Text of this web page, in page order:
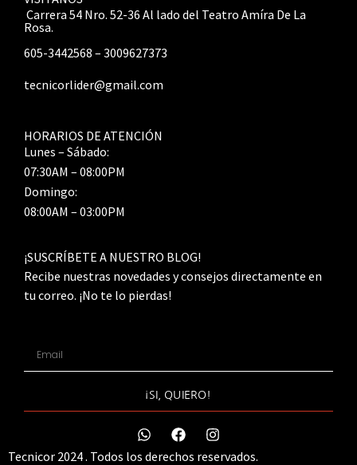
Carrera 54 Nro. 52-36 Al lado del Teatro Amíra De La
Rosa.
605-3442568 – 3009627373
tecnicorlider@gmail.com
HORARIOS DE ATENCIÓN
Lunes – Sábado:
07:30AM – 08:00PM
Domingo:
08:00AM – 03:00PM
¡SUSCRÍBETE A NUESTRO BLOG!
Recibe nuestras novedades y consejos directamente en
tu correo. ¡No te lo pierdas!
¡SI, QUIERO!
Tecnicor 2024 . Todos los derechos reservados.